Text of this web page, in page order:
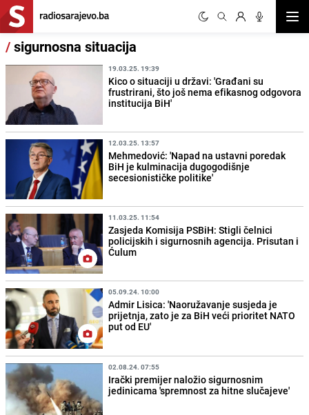
/sigurnosna situacija
19.03.25. 19:39
Kico o situaciji u državi: 'Građani su
frustrirani, što još nema efikasnog odgovora
institucija BiH'
12.03.25. 13:57
Mehmedović: 'Napad na ustavni poredak
BiH je kulminacija dugogodišnje
secesionističke politike'
11.03.25. 11:54
Zasjeda Komisija PSBiH: Stigli čelnici
policijskih i sigurnosnih agencija. Prisutan i
Ćulum
05.09.24. 10:00
Admir Lisica: 'Naoružavanje susjeda je
prijetnja, zato je za BiH veći prioritet NATO
put od EU'
02.08.24. 07:55
Irački premijer naložio sigurnosnim
jedinicama 'spremnost za hitne slučajeve'